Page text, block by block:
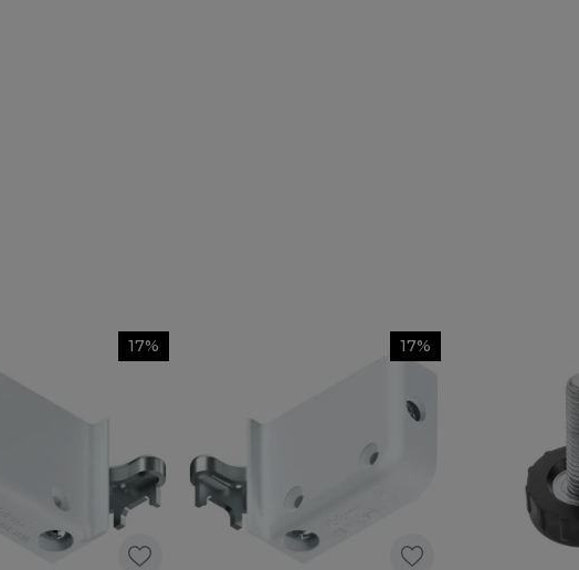
17% 17%